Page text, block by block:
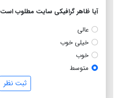
آیا ظاهر گرافیکی سایت مطلوب است
عالی
خیلی خوب
خوب
متوسط
ثبت نظر